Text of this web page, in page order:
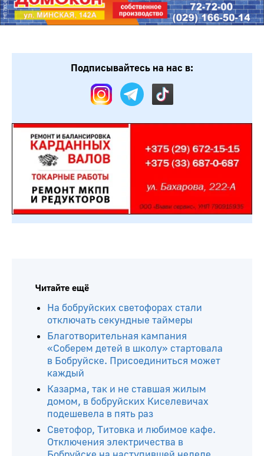
Подписывайтесь на нас в:
Читайте ещё
На бобруйских светофорах стали
отключать секундные таймеры
Благотворительная кампания
«Соберем детей в школу» стартовала
в Бобруйске. Присоединиться может
каждый
Казарма, так и не ставшая жилым
домом, в бобруйских Киселевичах
подешевела в пять раз
Светофор, Титовка и любимое кафе.
Отключения электричества в